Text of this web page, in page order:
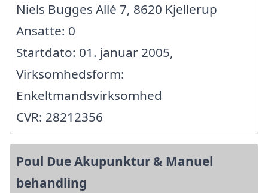
Niels Bugges Allé 7, 8620 Kjellerup
Ansatte: 0
Startdato: 01. januar 2005,
Virksomhedsform:
Enkeltmandsvirksomhed
CVR: 28212356
Poul Due Akupunktur & Manuel
behandling